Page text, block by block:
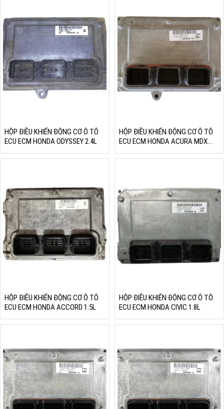
HỘP ĐIỀU KHIỂN ĐỘNG CƠ Ô TÔ
ECU ECM HONDA ODYSSEY 2.4L
HỘP ĐIỀU KHIỂN ĐỘNG CƠ Ô TÔ
ECU ECM HONDA ACURA MDX
3.5L V6
HỘP ĐIỀU KHIỂN ĐỘNG CƠ Ô TÔ
ECU ECM HONDA ACCORD 1.5L
HỘP ĐIỀU KHIỂN ĐỘNG CƠ Ô TÔ
ECU ECM HONDA CIVIC 1.8L